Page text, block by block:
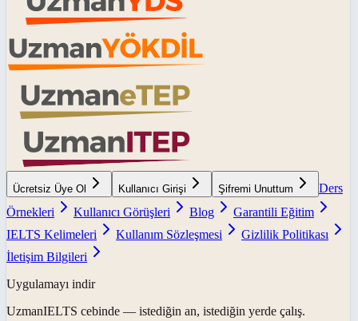
Ücretsiz Üye Ol Kullanıcı Girişi Şifremi Unuttum
Ders
Örnekleri
Kullanıcı Görüşleri Blog
Garantili Eğitim
IELTS Kelimeleri
Kullanım Sözleşmesi
Gizlilik Politikası
İletişim Bilgileri
Uygulamayı indir
UzmanIELTS cebinde — istediğin an, istediğin yerde çalış.